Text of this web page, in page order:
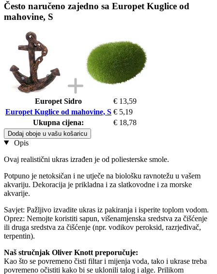
Često naručeno zajedno sa Europet Kuglice od
mahovine, S
Europet Sidro
€ 13,59
Europet Kuglice od mahovine, S € 5,19
Ukupna cijena:
€ 18,78
Dodaj oboje u vašu košaricu
Opis
Ovaj realistični ukras izrađen je od poliesterske smole.
Potpuno je netoksičan i ne utječe na biološku ravnotežu u vašem
akvariju. Dekoracija je prikladna i za slatkovodne i za morske
akvarije.
Savjet: Pažljivo izvadite ukras iz pakiranja i isperite toplom vodom.
Oprez: Nemojte koristiti sapun, višenamjenska sredstva za čišćenje
ili druga sredstva za čišćenje (npr. vodikov peroksid, razrjeđivač,
terpentin).
Naš stručnjak Oliver Knott preporučuje:
Kao što se povremeno čisti filtar i mijenja voda, tako i ukrase treba
povremeno očistiti kako bi se uklonili talog i alge. Prilikom